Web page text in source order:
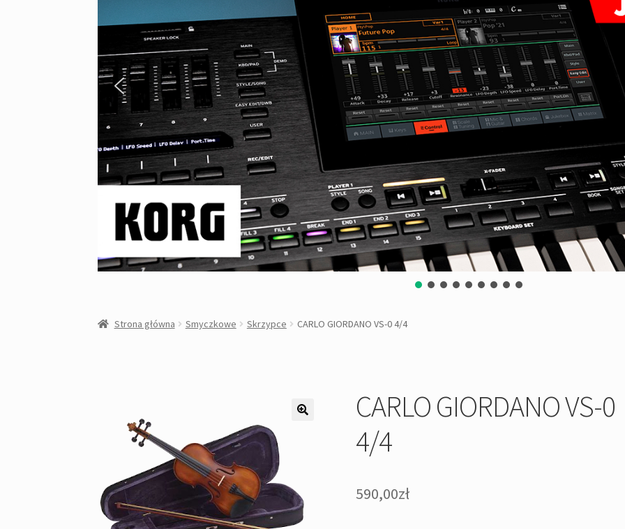
Strona główna Smyczkowe Skrzypce CARLO GIORDANO VS-0 4/4
CARLO GIORDANO VS-0
4/4
590,00zł